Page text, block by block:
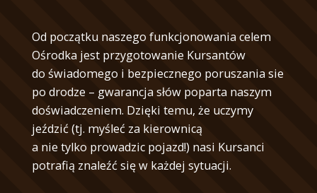
Od początku naszego funkcjonowania celem
Ośrodka jest przygotowanie Kursantów
do świadomego i bezpiecznego poruszania sie
po drodze – gwarancja słów poparta naszym
doświadczeniem. Dzięki temu, że uczymy
jeździć (tj. myśleć za kierownicą
a nie tylko prowadzic pojazd!) nasi Kursanci
potrafią znaleźć się w każdej sytuacji.